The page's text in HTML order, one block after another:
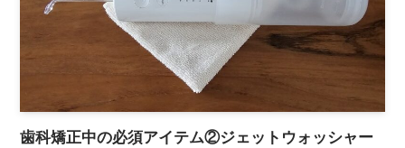
歯科矯正中の必須アイテム②ジェットウォッシャー